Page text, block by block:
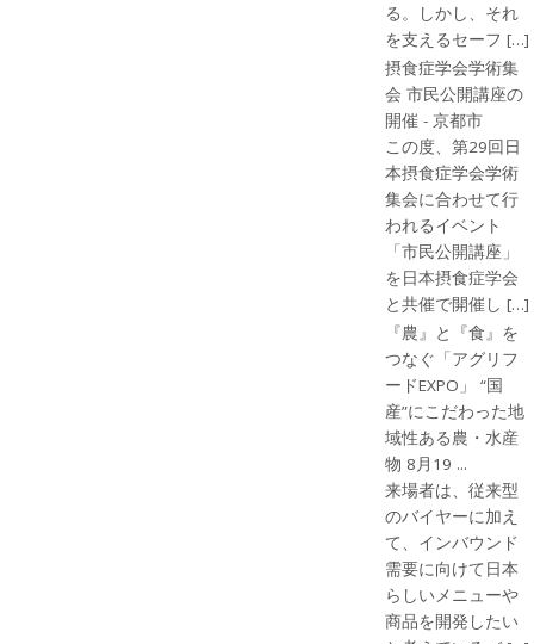
る。しかし、それ
を支えるセーフ […]
摂食症学会学術集
会 市民公開講座の
開催 - 京都市
この度、第29回日
本摂食症学会学術
集会に合わせて行
われるイベント
「市民公開講座」
を日本摂食症学会
と共催で開催し […]
『農』と『食』を
つなぐ「アグリフ
ードEXPO」 “国
産”にこだわった地
域性ある農・水産
物 8月19 ...
来場者は、従来型
のバイヤーに加え
て、インバウンド
需要に向けて日本
らしいメニューや
商品を開発したい